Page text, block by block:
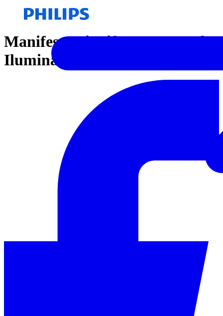
Manifesto Signify - Semana da
Iluminação